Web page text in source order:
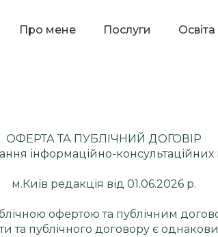
Про мене Послуги Освіта
ОФЕРТА ТА ПУБЛІЧНИЙ ДОГОВІР
інформаційно-консультаційних
м.Київ редакція від 01.06.2026 р.
офертою та публічним
та публічного договору є